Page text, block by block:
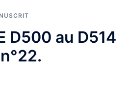
D500 au D514